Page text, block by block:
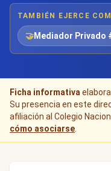
TAMBIÉN EJERCE
🤝Mediador Privado
Ficha informativa
Su presencia en este
afiliación al Colegio
cómo asociarse